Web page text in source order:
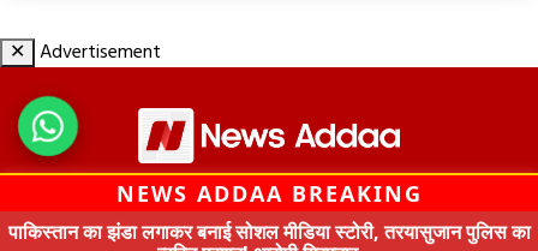
✕ Advertisement
© All Rights Reserved by News Addaa 2020
NEWS ADDAA BREAKING
पाकिस्तान का झंडा लगाकर बनाई सोशल मीडिया स्टोरी, तरयासुजान पुलिस का